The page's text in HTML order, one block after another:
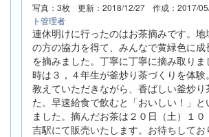
写真：3枚 更新：2018/12/27 作成：2017/
ト管理者
連休明けに行ったのはお茶摘みです。
の方の協力を得て、みんなで黄緑色に
を摘みました。丁寧に丁寧に摘み取りま
時は３，４年生が釜炒り茶づくりを体験
教えていただきながら、香ばしい釜炒り
た。早速給食で飲むと「おいしい！」
ました。摘んだお茶は２０日（土）１０
吉駅にて販売いたします。お待ちしてお